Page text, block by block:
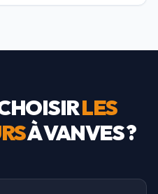
LES
ÀVANVES?